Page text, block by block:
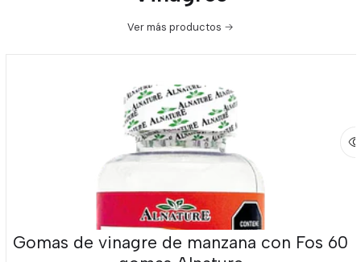
Ver más productos
Gomas de vinagre de manzana con Fos 60